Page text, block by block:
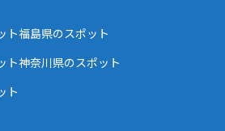
ト福島県のスポット
ト神奈川県のスポット
ト